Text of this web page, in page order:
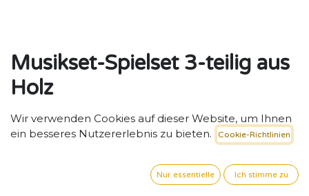
Musikset-Spielset 3-teilig aus
Holz
Vielfältiges 3-teiliges Musikset für kreative Klangwelten
in der Kita.
Wir verwenden Cookies auf dieser Website, um Ihnen
ein besseres Nutzererlebnis zu bieten.
Cookie-Richtlinien
Nur essentielle Ich stimme zu